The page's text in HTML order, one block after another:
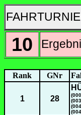
10
Rank GNr
1 28